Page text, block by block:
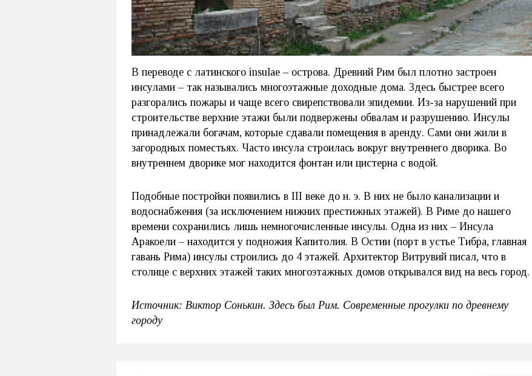
В переводе с латинского insulae – острова. Древний Рим был плотно застроен
инсулами – так назывались многоэтажные доходные дома. Здесь быстрее всего
разгорались пожары и чаще всего свирепствовали эпидемии. Из-за нарушений при
строительстве верхние этажи были подвержены обвалам и разрушению. Инсулы
принадлежали богачам, которые сдавали помещения в аренду. Сами они жили в
загородных поместьях. Часто инсула строилась вокруг внутреннего дворика. Во
внутреннем дворике мог находится фонтан или цистерна с водой.
Подобные постройки появились в III веке до н. э. В них не было канализации и
водоснабжения (за исключением нижних престижных этажей). В Риме до нашего
времени сохранились лишь немногочисленные инсулы. Одна из них – Инсула
Аракоели – находится у подножия Капитолия. В Остии (порт в устье Тибра, главная
гавань Рима) инсулы строились до 4 этажей. Архитектор Витрувий писал, что в
столице с верхних этажей таких многоэтажных домов открывался вид на весь город.
Источник: Виктор Сонькин. Здесь был Рим. Современные прогулки по древнему
городу